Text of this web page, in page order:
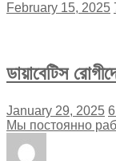
February 15, 2025
ডায়াবেটিস
January 29, 2025
Мы постоянно